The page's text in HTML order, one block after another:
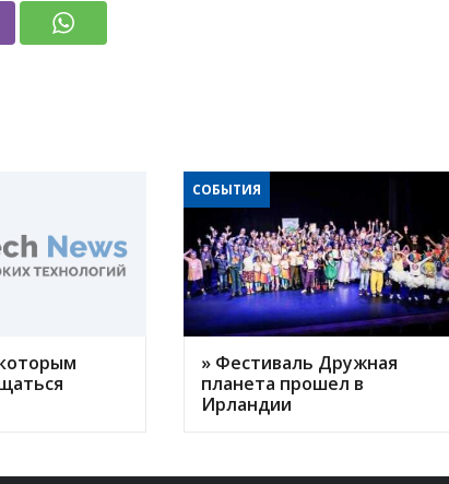
СОБЫТИЯ
» Фестиваль Дружная
планета прошел в
Ирландии